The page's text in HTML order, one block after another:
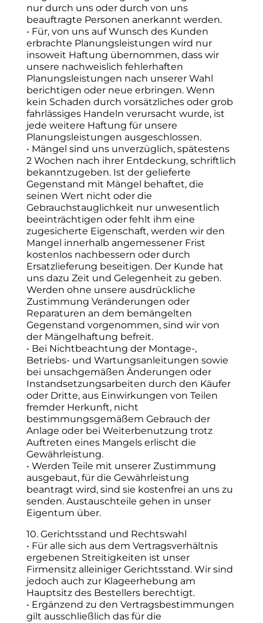
nur durch uns oder durch von uns
beauftragte Personen anerkannt werden.
• Für, von uns auf Wunsch des Kunden
erbrachte Planungsleistungen wird nur
insoweit Haftung übernommen, dass wir
unsere nachweislich fehlerhaften
Planungsleistungen nach unserer Wahl
berichtigen oder neue erbringen. Wenn
kein Schaden durch vorsätzliches oder grob
fahrlässiges Handeln verursacht wurde, ist
jede weitere Haftung für unsere
Planungsleistungen ausgeschlossen.
• Mängel sind uns unverzüglich, spätestens
2 Wochen nach ihrer Entdeckung, schriftlich
bekanntzugeben. Ist der gelieferte
Gegenstand mit Mängel behaftet, die
seinen Wert nicht oder die
Gebrauchstauglichkeit nur unwesentlich
beeinträchtigen oder fehlt ihm eine
zugesicherte Eigenschaft, werden wir den
Mangel innerhalb angemessener Frist
kostenlos nachbessern oder durch
Ersatzlieferung beseitigen. Der Kunde hat
uns dazu Zeit und Gelegenheit zu geben.
Werden ohne unsere ausdrückliche
Zustimmung Veränderungen oder
Reparaturen an dem bemängelten
Gegenstand vorgenommen, sind wir von
der Mängelhaftung befreit.
• Bei Nichtbeachtung der Montage-,
Betriebs- und Wartungsanleitungen sowie
bei unsachgemäßen Änderungen oder
Instandsetzungsarbeiten durch den Käufer
oder Dritte, aus Einwirkungen von Teilen
fremder Herkunft, nicht
bestimmungsgemäßem Gebrauch der
Anlage oder bei Weiterbenutzung trotz
Auftreten eines Mangels erlischt die
Gewährleistung.
• Werden Teile mit unserer Zustimmung
ausgebaut, für die Gewährleistung
beantragt wird, sind sie kostenfrei an uns zu
senden. Austauschteile gehen in unser
Eigentum über.
10. Gerichtsstand und Rechtswahl
• Für alle sich aus dem Vertragsverhältnis
ergebenen Streitigkeiten ist unser
Firmensitz alleiniger Gerichtsstand. Wir sind
jedoch auch zur Klageerhebung am
Hauptsitz des Bestellers berechtigt.
• Ergänzend zu den Vertragsbestimmungen
gilt ausschließlich das für die